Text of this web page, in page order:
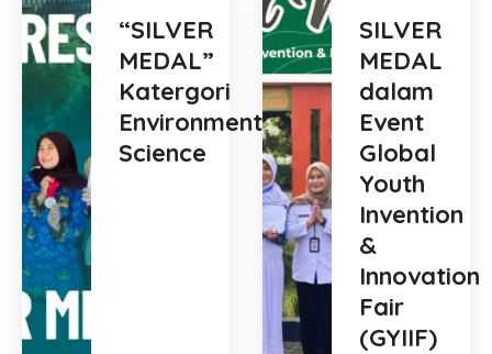
“SILVER
MEDAL”
Katergori
Environmental
Science
SILVER
MEDAL
dalam
Event
Global
Youth
Invention
&
Innovation
Fair
(GYIIF)